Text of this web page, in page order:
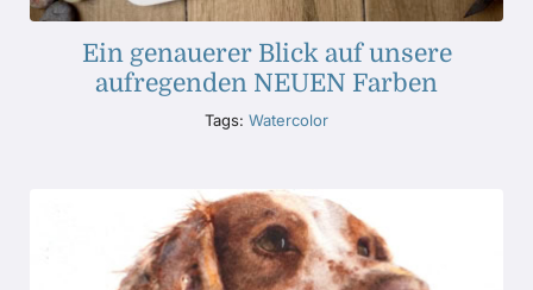
Ein genauerer Blick auf unsere
aufregenden NEUEN Farben
Tags: Watercolor